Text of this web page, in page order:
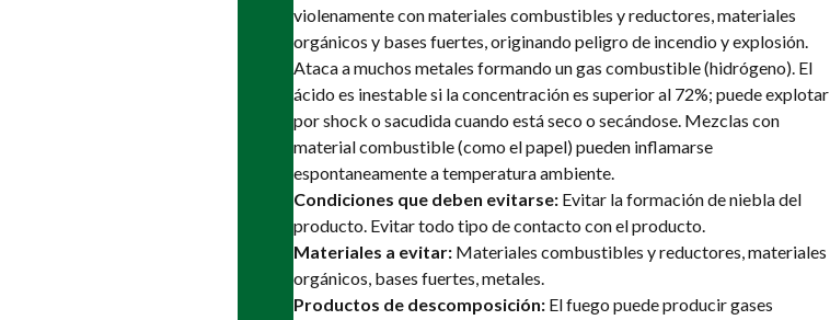
violenamente con materiales combustibles y reductores, materiales
orgánicos y bases fuertes, originando peligro de incendio y explosión.
Ataca a muchos metales formando un gas combustible (hidrógeno). El
ácido es inestable si la concentración es superior al 72%; puede explotar
por shock o sacudida cuando está seco o secándose. Mezclas con
material combustible (como el papel) pueden inflamarse
espontaneamente a temperatura ambiente.
Condiciones que deben evitarse:Evitar la formación de niebla del
producto. Evitar todo tipo de contacto con el producto.
Materiales a evitar:Materiales combustibles y reductores, materiales
orgánicos, bases fuertes, metales.
Productos de descomposición:El fuego puede producir gases